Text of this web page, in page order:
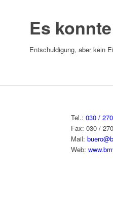
Es
Entschuldigung, aber kein
Tel.: 030 /
Fax: 030 /
Mail:
Web: